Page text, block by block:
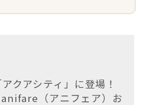
クアシティ」に登場！
anifare（アニフェア）お